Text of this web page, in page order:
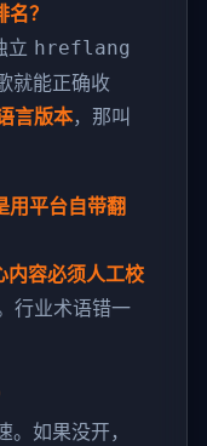
？
立 hreflang
就能正确收
言版本，那叫
用平台自带翻
内容必须人工校
行业术语错一
如果没开，